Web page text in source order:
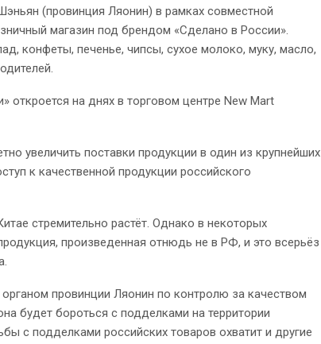
(провинция Ляонин) в рамках совместной
магазин под брендом «Сделано в России».
конфеты, печенье, чипсы, сухое молоко, муку, масло,
на днях в торговом центре New Mart
увеличить поставки продукции в один из крупнейших
к качественной продукции российского
стремительно растёт. Однако в некоторых
произведенная отнюдь не в РФ, и это всерьёз
провинции Ляонин по контролю за качеством
будет бороться с подделками на территории
с подделками российских товаров охватит и другие